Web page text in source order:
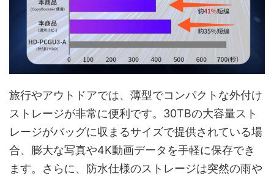
旅行やアウトドアでは、薄型でコンパクトな外付け
ストレージが非常に便利です。30TBの大容量スト
レージがバッグに収まるサイズで提供されている場
合、膨大な写真や4K動画データを手軽に保存でき
ます。さらに、防水仕様のストレージは突然の雨や